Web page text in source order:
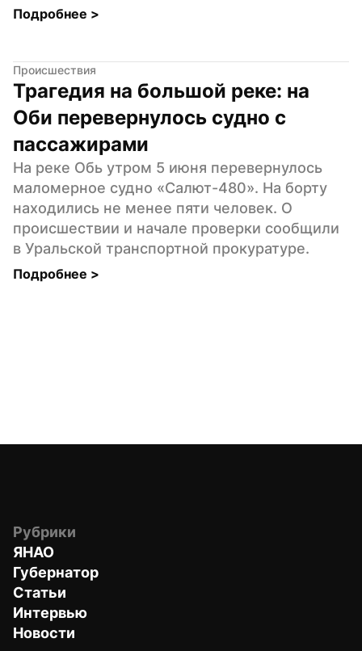
Подробнее >
Происшествия
Трагедия на большой реке: на
Оби перевернулось судно с
пассажирами
На реке Обь утром 5 июня перевернулось
маломерное судно «Салют-480». На борту
находились не менее пяти человек. О
происшествии и начале проверки сообщили
в Уральской транспортной прокуратуре.
Подробнее >
Рубрики
ЯНАО
Губернатор
Статьи
Интервью
Новости